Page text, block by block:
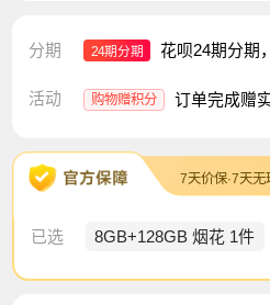
分期 24期分期 花呗24期分期
活动 购物赠积分 订单完成赠
已选 8GB+128GB 烟花 1件